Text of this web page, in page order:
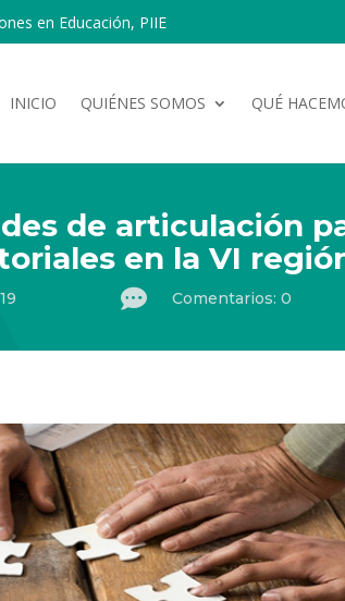
en Educación, PIIE
INICIO QUIÉNES SOMOS QUÉ
de articulación
en la VI
 Comentarios: 0